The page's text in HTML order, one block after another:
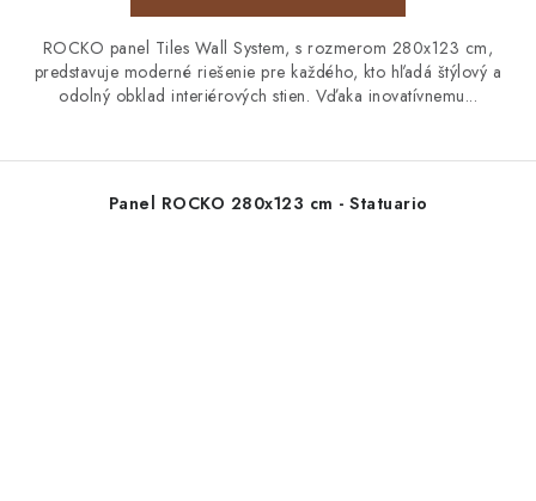
ROCKO panel Tiles Wall System, s rozmerom 280x123 cm,
predstavuje moderné riešenie pre každého, kto hľadá štýlový a
odolný obklad interiérových stien. Vďaka inovatívnemu...
Panel ROCKO 280x123 cm - Statuario